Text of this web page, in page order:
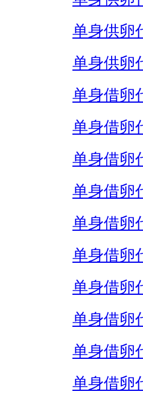
单身供卵
单身供卵
单身借卵
单身借卵
单身借卵
单身借卵
单身借卵
单身借卵
单身借卵
单身借卵
单身借卵
单身借卵